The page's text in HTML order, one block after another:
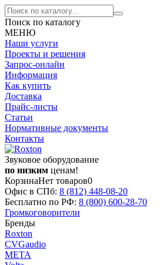
Поиск по каталогу
МЕНЮ
Наши услуги
Проекты и решения
Запрос-онлайн
Информация
Как купить
Доставка
Прайс-листы
Статьи
Нормативные документы
Контакты
Звуковое оборудование
по низким ценам!
КорзинаНет товаров0
Офис в СПб: 8 (812) 448-08-20
Бесплатно по РФ: 8 (800) 600-28-70
Громкоговорители
Бренды
Roxton
CVGaudio
МЕТА